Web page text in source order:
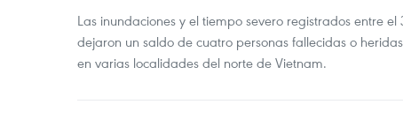
Las inundaciones y el tiempo severo registrados entre el
dejaron un saldo de cuatro personas fallecidas o
en varias localidades del norte de Vietnam.